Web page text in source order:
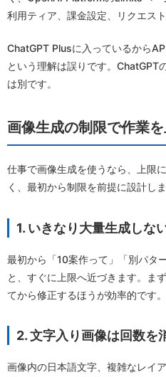
利用ティア、課金設定、リクエス
ChatGPT Plusに入っているから
という理解は誤りです。ChatGPT
は別です。
画像生成の制限で作業
仕事で画像生成を使うなら、上限
く、最初から制限を前提に設計しま
1. いきなり大量生成しな
最初から「10案作って」「別パタ
と、すぐに上限へ近づきます。ま
てから修正するほうが効率的です。
2. 文字入り画像は回数を
画像内の日本語文字、複雑なレイ